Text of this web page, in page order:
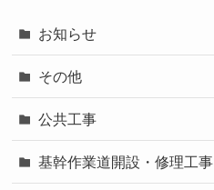
お知らせ
その他
公共工事
基幹作業道開設・修理工事